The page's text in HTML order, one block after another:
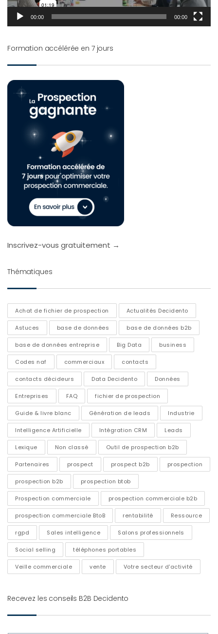
00:00 00:00
Formation accélérée en 7 jours
Inscrivez-vous gratuitement →
Thématiques
Achat de fichier de prospection Actualités Decidento
Astuces base de données base de données b2b
base de données entreprise Big Data business
Codes naf commerciaux contacts
contacts décideurs Data Decidento Données
Entreprises FAQ fichier de prospection
Guide & livre blanc Génération de leads Industrie
Intelligence Artificielle Intégration CRM Leads
Lexique Non classé Outil de prospection b2b
Partenaires prospect prospect b2b prospection
prospection b2b prospection btob
Prospection commerciale prospection commerciale b2b
prospection commerciale BtoB rentabilité Ressource
rgpd Sales intelligence Salons professionnels
Social selling téléphones portables
Veille commerciale vente Votre secteur d'activité
Recevez les conseils B2B Decidento